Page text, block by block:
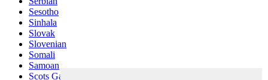
Sesotho
Sinhala
Slovak
Slovenian
Somali
Samoan
Scots Gaelic